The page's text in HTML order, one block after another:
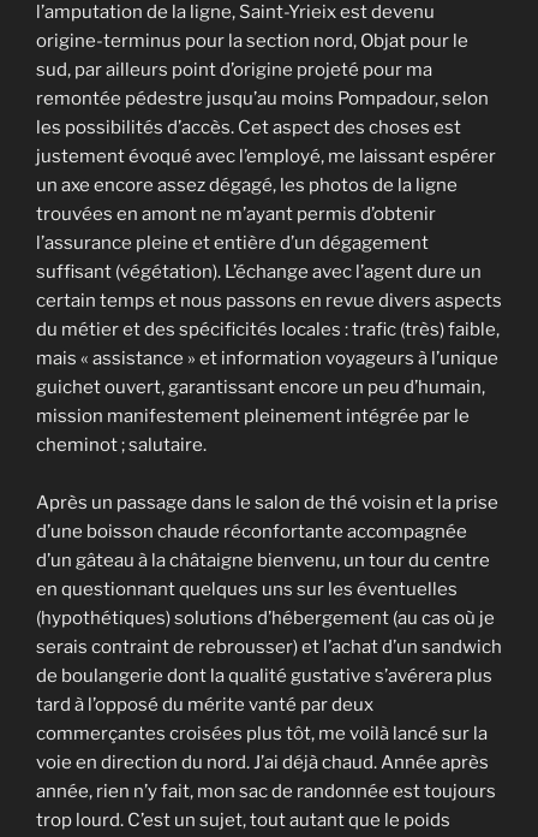
l’amputation de la ligne, Saint-Yrieix est devenu
origine-terminus pour la section nord, Objat pour le
sud, par ailleurs point d’origine projeté pour ma
remontée pédestre jusqu’au moins Pompadour, selon
les possibilités d’accès. Cet aspect des choses est
justement évoqué avec l’employé, me laissant espérer
un axe encore assez dégagé, les photos de la ligne
trouvées en amont ne m’ayant permis d’obtenir
l’assurance pleine et entière d’un dégagement
suffisant (végétation). L’échange avec l’agent dure un
certain temps et nous passons en revue divers aspects
du métier et des spécificités locales : trafic (très) faible,
mais « assistance » et information voyageurs à l’unique
guichet ouvert, garantissant encore un peu d’humain,
mission manifestement pleinement intégrée par le
cheminot ; salutaire.
Après un passage dans le salon de thé voisin et la prise
d’une boisson chaude réconfortante accompagnée
d’un gâteau à la châtaigne bienvenu, un tour du centre
en questionnant quelques uns sur les éventuelles
(hypothétiques) solutions d’hébergement (au cas où je
serais contraint de rebrousser) et l’achat d’un sandwich
de boulangerie dont la qualité gustative s’avérera plus
tard à l’opposé du mérite vanté par deux
commerçantes croisées plus tôt, me voilà lancé sur la
voie en direction du nord. J’ai déjà chaud. Année après
année, rien n’y fait, mon sac de randonnée est toujours
trop lourd. C’est un sujet, tout autant que le poids